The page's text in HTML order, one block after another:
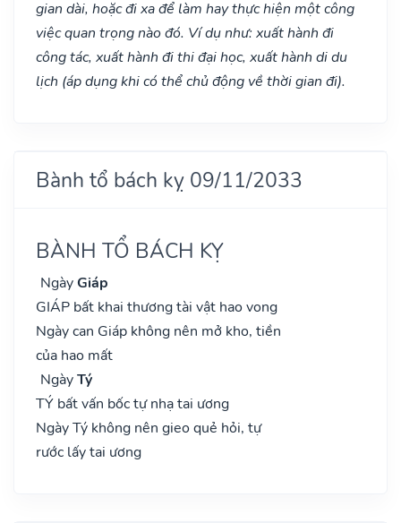
gian dài, hoặc đi xa để làm hay thực hiện một công
việc quan trọng nào đó. Ví dụ như: xuất hành đi
công tác, xuất hành đi thi đại học, xuất hành di du
lịch (áp dụng khi có thể chủ động về thời gian đi).
Bành tổ bách kỵ 09/11/2033
BÀNH TỔ BÁCH KỴ
NgàyGiáp
GIÁP bất khai thương tài vật hao vong
Ngày can Giáp không nên mở kho, tiền
của hao mất
NgàyTý
TÝ bất vấn bốc tự nhạ tai ương
Ngày Tý không nên gieo quẻ hỏi, tự
rước lấy tai ương